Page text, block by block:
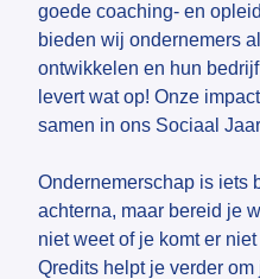
goede coaching- en
bieden wij ondernemers
ontwikkelen en hun
levert wat op! Onze
samen in ons Sociaal
Ondernemerschap is iets
achterna, maar bereid je
niet weet of je komt er
Qredits helpt je verder